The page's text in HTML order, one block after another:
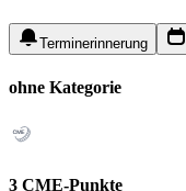
Terminerinnerung
ohne Kategorie
3 CME-Punkte